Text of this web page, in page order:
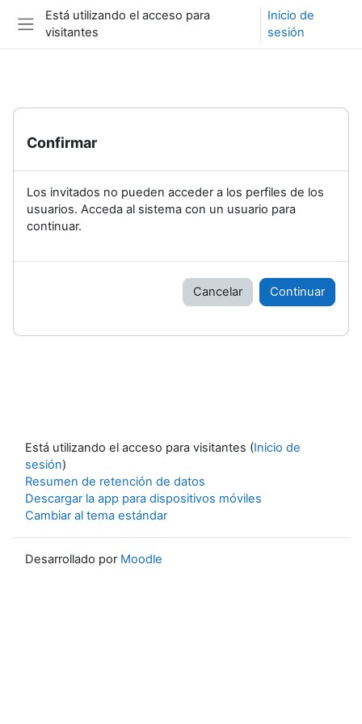
Salta al contenido principal
Panel lateral
Está utilizando el acceso para
visitantes
Inicio de
sesión
Confirmar
Los invitados no pueden acceder a los perfiles de los
usuarios. Acceda al sistema con un usuario para
continuar.
Cancelar Continuar
Está utilizando el acceso para visitantes (Inicio de
sesión)
Resumen de retención de datos
Descargar la app para dispositivos móviles
Cambiar al tema estándar
Desarrollado por Moodle